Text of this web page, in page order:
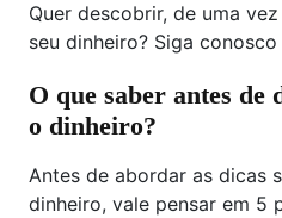
Quer descobrir, de uma
seu dinheiro? Siga
O que saber antes
o dinheiro?
Antes de abordar as dicas
dinheiro, vale pensar em 5